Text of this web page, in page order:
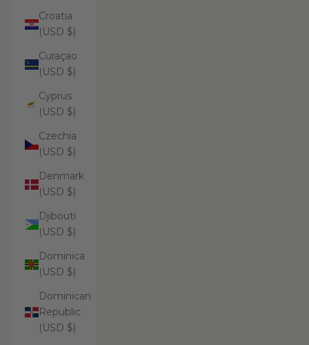
Croatia
(USD $)
Curaçao
(USD $)
Cyprus
(USD $)
Czechia
(USD $)
Denmark
(USD $)
Djibouti
(USD $)
Dominica
(USD $)
Dominican
Republic
(USD $)